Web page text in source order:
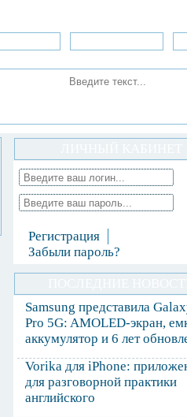
Регистрация
Забыли пароль?
Samsung представила
Pro 5G: AMOLED-экран,
аккумулятор и 6 лет
Vorika для iPhone:
для разговорной практики
английского